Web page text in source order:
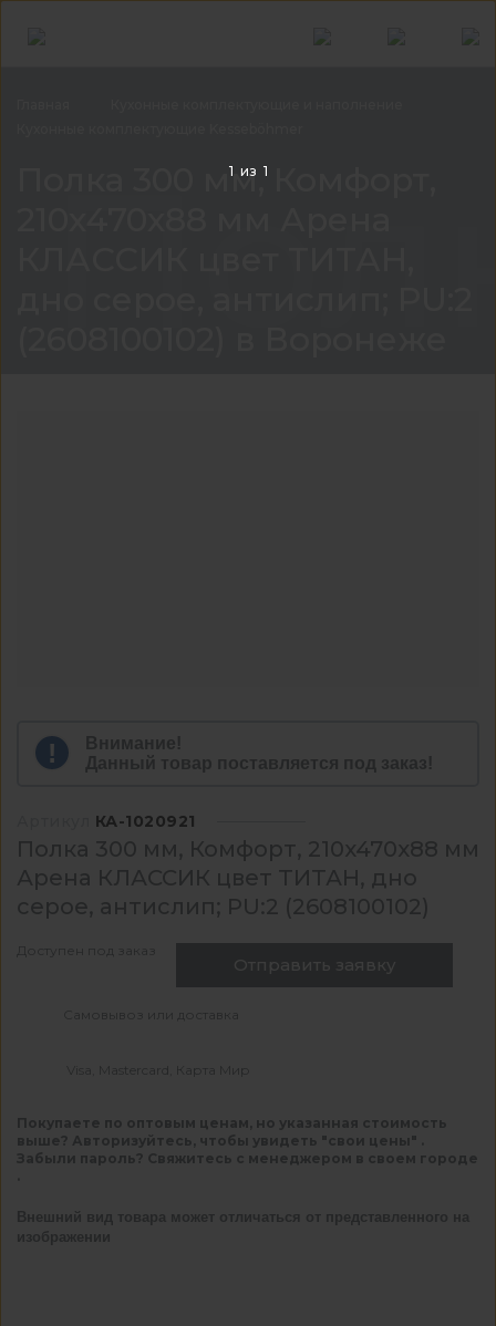
Полка 300 мм, Комфорт,
Внимание!
Данный товар поставляется под заказ!
КА-1020921
Полка 300 мм, Комфорт, 210x470x88 мм
Арена КЛАССИК цвет ТИТАН, дно
серое, антислип; PU:2 (2608100102)
Доступен под заказ
Отправить заявку
Самовывоз или доставка
Visa, Mastercard, Карта Мир
Покупаете по оптовым ценам, но указанная стоимость
выше? Авторизуйтесь, чтобы увидеть "свои цены" .
Забыли пароль? Свяжитесь с менеджером в своем городе
Внешний вид товара может отличаться от представленного на
изображении
1 из 1